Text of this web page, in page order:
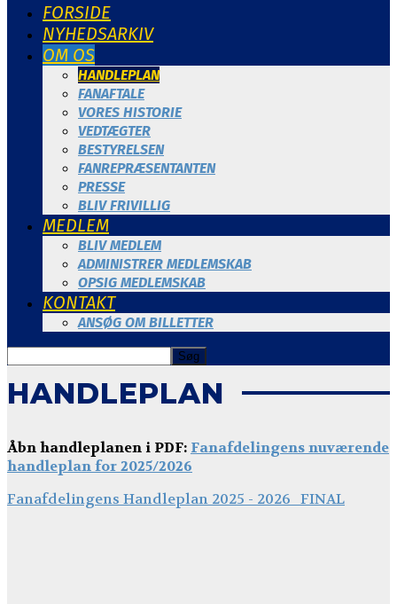
FORSIDE
NYHEDSARKIV
OM OS
HANDLEPLAN
FANAFTALE
VORES HISTORIE
VEDTÆGTER
BESTYRELSEN
FANREPRÆSENTANTEN
PRESSE
BLIV FRIVILLIG
MEDLEM
BLIV MEDLEM
ADMINISTRER MEDLEMSKAB
OPSIG MEDLEMSKAB
KONTAKT
ANSØG OM BILLETTER
HANDLEPLAN
Åbn handleplanen i PDF: Fanafdelingens nuværende
handleplan for 2025/2026
Fanafdelingens Handleplan 2025 - 2026_FINAL